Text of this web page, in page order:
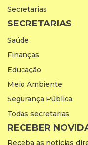
Secretarias
SECRETARIAS
Saúde
Finanças
Educação
Meio Ambiente
Segurança Pública
Todas secretarias
RECEBER
Receba as notícias